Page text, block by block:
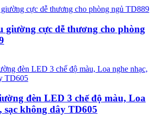
giường cực dễ thương cho phòng
đèn LED 3 chế độ màu, Loa
sạc không dây TD605